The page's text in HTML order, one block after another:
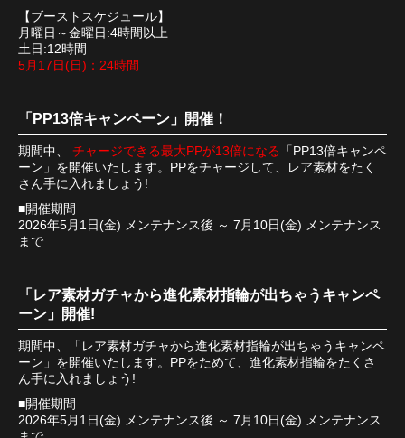
【ブーストスケジュール】
月曜日～金曜日:4時間以上
土日:12時間
5月17日(日)：24時間
「PP13倍キャンペーン」開催！
期間中、 チャージできる最大PPが13倍になる
「PP13倍キャンペ
ーン」を開催いたします。PPをチャージして、レア素材をたく
さん手に入れましょう!
■開催期間
2026年5月1日(金) メンテナンス後 ～ 7月10日(金) メンテナンス
まで
「レア素材ガチャから進化素材指輪が出ちゃうキャンペ
ーン」開催!
期間中、「レア素材ガチャから進化素材指輪が出ちゃうキャンペ
ーン」を開催いたします。PPをためて、進化素材指輪をたくさ
ん手に入れましょう!
■開催期間
2026年5月1日(金) メンテナンス後 ～ 7月10日(金) メンテナンス